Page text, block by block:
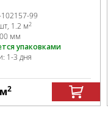
102157-99
1.2 м2
мм
упаковками
1-3 дня
2